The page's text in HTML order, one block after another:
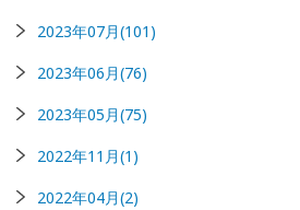
2023年07月(101)
2023年06月(76)
2023年05月(75)
2022年11月(1)
2022年04月(2)